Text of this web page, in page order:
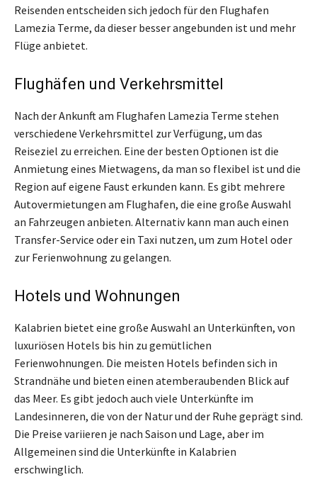
Reisenden entscheiden sich jedoch für den Flughafen
Lamezia Terme, da dieser besser angebunden ist und mehr
Flüge anbietet.
Flughäfen und Verkehrsmittel
Nach der Ankunft am Flughafen Lamezia Terme stehen
verschiedene Verkehrsmittel zur Verfügung, um das
Reiseziel zu erreichen. Eine der besten Optionen ist die
Anmietung eines Mietwagens, da man so flexibel ist und die
Region auf eigene Faust erkunden kann. Es gibt mehrere
Autovermietungen am Flughafen, die eine große Auswahl
an Fahrzeugen anbieten. Alternativ kann man auch einen
Transfer-Service oder ein Taxi nutzen, um zum Hotel oder
zur Ferienwohnung zu gelangen.
Hotels und Wohnungen
Kalabrien bietet eine große Auswahl an Unterkünften, von
luxuriösen Hotels bis hin zu gemütlichen
Ferienwohnungen. Die meisten Hotels befinden sich in
Strandnähe und bieten einen atemberaubenden Blick auf
das Meer. Es gibt jedoch auch viele Unterkünfte im
Landesinneren, die von der Natur und der Ruhe geprägt sind.
Die Preise variieren je nach Saison und Lage, aber im
Allgemeinen sind die Unterkünfte in Kalabrien
erschwinglich.